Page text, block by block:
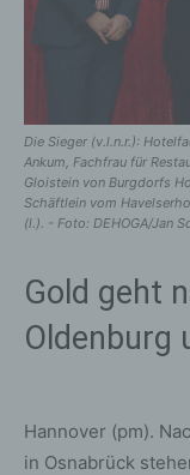
Die Sieger (v.l.n.r.):
Ankum, Fachfrau für
Gloistein von Burgdorfs
Schäftlein vom
(l.). - Foto: DEHOGA/Jan
Gold geht
Oldenburg
Hannover (pm).
in Osnabrück